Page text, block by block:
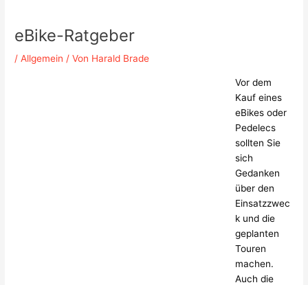
eBike-Ratgeber
/Allgemein / Von Harald Brade
Vor dem
Kauf eines
eBikes oder
Pedelecs
sollten Sie
sich
Gedanken
über den
Einsatzzwec
k und die
geplanten
Touren
machen.
Auch die